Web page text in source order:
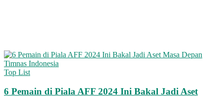
Top List
6 Pemain di Piala AFF 2024 Ini Bakal Jadi Aset